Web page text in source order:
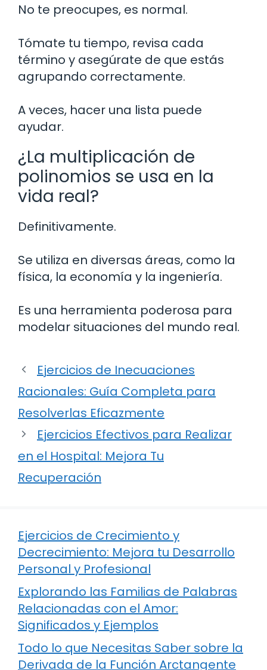
No te preocupes, es normal.
Tómate tu tiempo, revisa cada
término y asegúrate de que estás
agrupando correctamente.
A veces, hacer una lista puede
ayudar.
¿La multiplicación de
polinomios se usa en la
vida real?
Definitivamente.
Se utiliza en diversas áreas, como la
física, la economía y la ingeniería.
Es una herramienta poderosa para
modelar situaciones del mundo real.
Ejercicios de Inecuaciones
Racionales: Guía Completa para
Resolverlas Eficazmente
Ejercicios Efectivos para Realizar
en el Hospital: Mejora Tu
Recuperación
Ejercicios de Crecimiento y
Decrecimiento: Mejora tu Desarrollo
Personal y Profesional
Explorando las Familias de Palabras
Relacionadas con el Amor:
Significados y Ejemplos
Todo lo que Necesitas Saber sobre la
Derivada de la Función Arctangente